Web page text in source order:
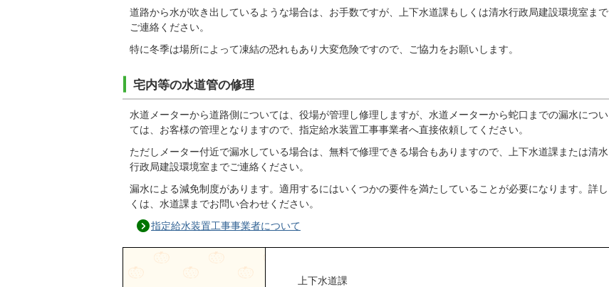
道路から水が吹き出しているような場合は、お手数ですが、上下水道課もしくは清水行政局建設環境室まで
ご連絡ください。
特に冬季は場所によって凍結の恐れもあり大変危険ですので、ご協力をお願いします。
宅内等の水道管の修理
水道メーターから道路側については、役場が管理し修理しますが、水道メーターから蛇口までの漏水につい
ては、お客様の管理となりますので、指定給水装置工事事業者へ直接依頼してください。
ただしメーター付近で漏水している場合は、無料で修理できる場合もありますので、上下水道課または清水
行政局建設環境室までご連絡ください。
漏水による減免制度があります。適用するにはいくつかの要件を満たしていることが必要になります。詳し
くは、水道課までお問い合わせください。
指定給水装置工事事業者について
上下水道課